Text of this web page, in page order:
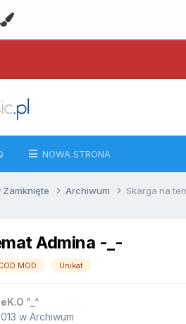
NOWA STRONA
Zamknięte Archiwum Skarga na
Admina -_-
MOD Unikat
^_^
w Archiwum